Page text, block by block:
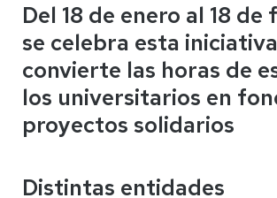
Del 18 de enero al 18 de
se celebra esta
convierte las horas de
los universitarios en
proyectos solidarios
Distintas entidades